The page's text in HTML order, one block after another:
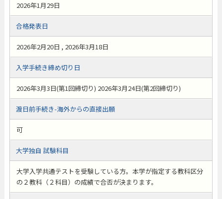
2026年1月29日
合格発表日
2026年2月20日 , 2026年3月18日
入学手続き締め切り日
2026年3月3日(第1回締切り) 2026年3月24日(第2回締切り)
渡日前手続き-海外からの直接出願
可
大学独自 試験科目
大学入学共通テストを受験している方。本学が指定する教科区分
の２教科（２科目）の成績で合否が決まります。